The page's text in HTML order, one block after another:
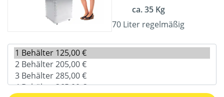
ca. 35 Kg
70 Liter regelmäßig